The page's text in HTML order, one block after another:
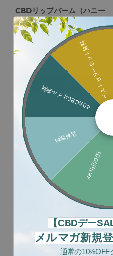
CBDリップバーム（ハニー
＆クランベリー）
¥1,796
¥1,995
詳しく見る
カートに追加
CBDハンドクリーム ロー
ズの香り
1,000円OFF
送料無料
40%CBDオイル無料
ベストセラーセット無料
【CBDデー
メルマガ新規
通常の10%OFF